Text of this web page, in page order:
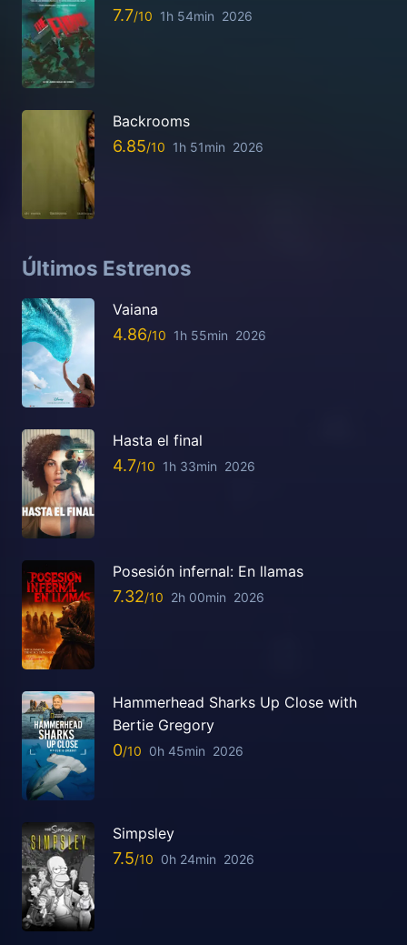
7.7 1h 54min 2026
Backrooms
6.85 1h 51min 2026
Últimos Estrenos
Vaiana
4.86 1h 55min 2026
Hasta el final
4.7 1h 33min 2026
Posesión infernal: En llamas
7.32 2h 00min 2026
Hammerhead Sharks Up Close with
Bertie Gregory
0 0h 45min 2026
Simpsley
7.5 0h 24min 2026